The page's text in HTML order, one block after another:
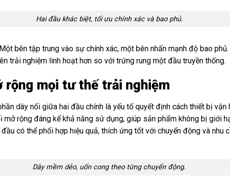
Hai đầu khác biệt, tối ưu chính xác và bao phủ.
bên tập trung vào sự chính xác, một bên nhấn mạnh độ bao
trải nghiệm linh hoạt hơn so với trứng rung một đầu truyền thống.
rộng mọi tư thế trải nghiệm
dây nối giữa hai đầu chính là yếu tố quyết định cách thiết bị
rộng đáng kể khả năng sử dụng, giúp sản phẩm không bị giới
có thể phối hợp hiệu quả, thích ứng tốt với chuyển động và nhu
Dây mềm dẻo, uốn cong theo từng chuyển động.